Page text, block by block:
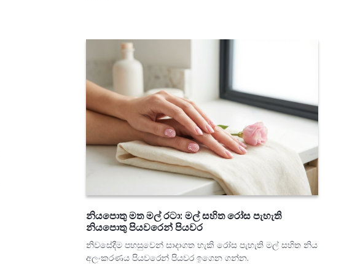
නියපොතු මත මල් රටා: මල් සහිත රෝස පැහැති
නියපොතු පියවරෙන් පියවර
නිවසේදීම පහසුවෙන් සාදාගත හැකි රෝස පැහැති මල් සහිත නිය
අලංකරණය පියවරෙන් පියවර ඉගෙන ගන්න.